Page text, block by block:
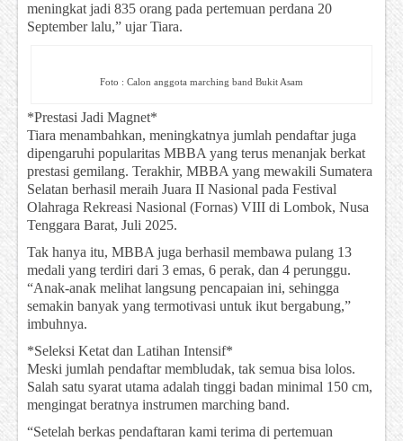
meningkat jadi 835 orang pada pertemuan perdana 20
September lalu,” ujar Tiara.
Foto : Calon anggota marching band Bukit Asam
*Prestasi Jadi Magnet*
Tiara menambahkan, meningkatnya jumlah pendaftar juga
dipengaruhi popularitas MBBA yang terus menanjak berkat
prestasi gemilang. Terakhir, MBBA yang mewakili Sumatera
Selatan berhasil meraih Juara II Nasional pada Festival
Olahraga Rekreasi Nasional (Fornas) VIII di Lombok, Nusa
Tenggara Barat, Juli 2025.
Tak hanya itu, MBBA juga berhasil membawa pulang 13
medali yang terdiri dari 3 emas, 6 perak, dan 4 perunggu.
“Anak-anak melihat langsung pencapaian ini, sehingga
semakin banyak yang termotivasi untuk ikut bergabung,”
imbuhnya.
*Seleksi Ketat dan Latihan Intensif*
Meski jumlah pendaftar membludak, tak semua bisa lolos.
Salah satu syarat utama adalah tinggi badan minimal 150 cm,
mengingat beratnya instrumen marching band.
“Setelah berkas pendaftaran kami terima di pertemuan